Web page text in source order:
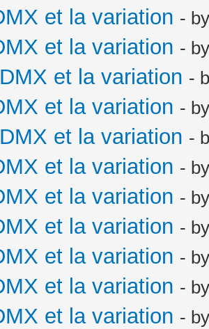
et la variation -
et la variation -
et la variation -
et la variation -
et la variation -
et la variation -
et la variation -
et la variation -
et la variation -
et la variation -
et la variation -